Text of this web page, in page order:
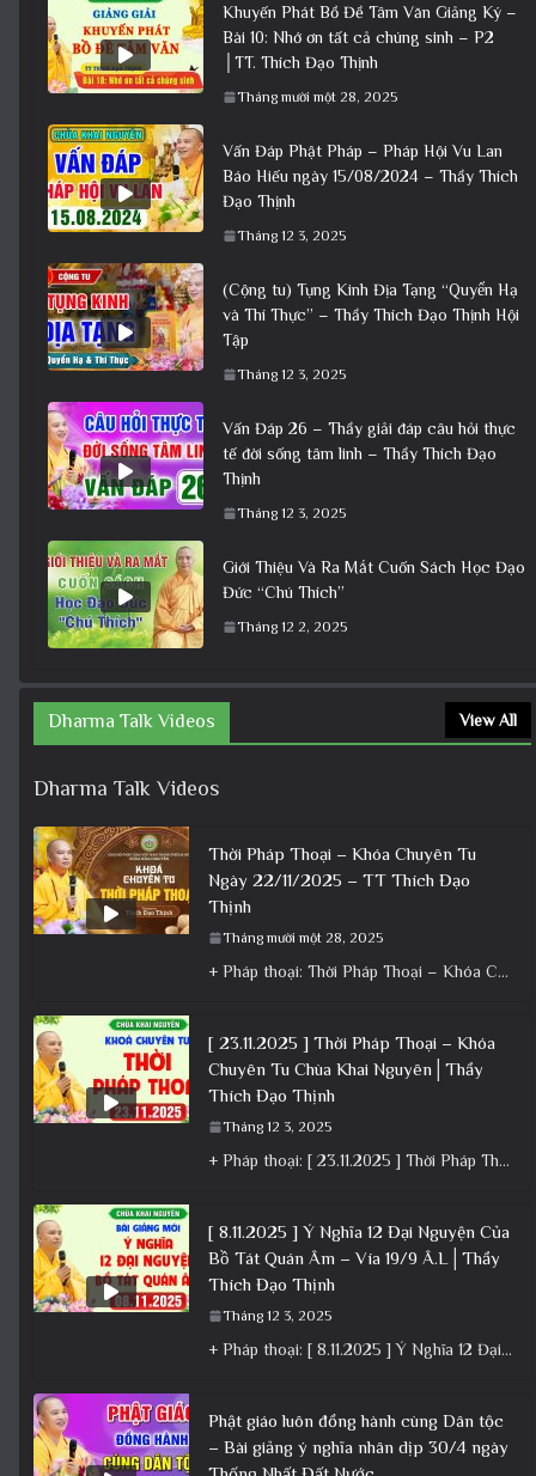
Khuyến Phát Bồ Đề Tâm Văn Giảng Ký –
Bài 10: Nhớ ơn tất cả chúng sinh – P2
│TT. Thích Đạo Thịnh
Tháng mười một 28, 2025
Vấn Đáp Phật Pháp – Pháp Hội Vu Lan
Báo Hiếu ngày 15/08/2024 – Thầy Thích
Đạo Thịnh
Tháng 12 3, 2025
(Cộng tu) Tụng Kinh Địa Tạng “Quyển Hạ
và Thí Thực” – Thầy Thích Đạo Thịnh Hội
Tập
Tháng 12 3, 2025
Vấn Đáp 26 – Thầy giải đáp câu hỏi thực
tế đời sống tâm linh – Thầy Thích Đạo
Thịnh
Tháng 12 3, 2025
Giới Thiệu Và Ra Mắt Cuốn Sách Học Đạo
Đức “Chú Thích”
Tháng 12 2, 2025
Dharma Talk Videos View All
Dharma Talk Videos
Thời Pháp Thoại – Khóa Chuyên Tu
Ngày 22/11/2025 – TT Thích Đạo
Thịnh
Tháng mười một 28, 2025
+ Pháp thoại: Thời Pháp Thoại – Khóa Chuyên Tu Ngày 22/11/2025 – TT Thích Đạo Thịnh + Album: Pháp
[ 23.11.2025 ] Thời Pháp Thoại – Khóa
Chuyên Tu Chùa Khai Nguyên│Thầy
Thích Đạo Thịnh
Tháng 12 3, 2025
+ Pháp thoại: [ 23.11.2025 ] Thời Pháp Thoại – Khóa Chuyên Tu Chùa Khai Nguyên│Thầy Thích Đạo Thịnh +
[ 8.11.2025 ] Ý Nghĩa 12 Đại Nguyện Của
Bồ Tát Quán Âm – Vía 19/9 Â.L│Thầy
Thích Đạo Thịnh
Tháng 12 3, 2025
+ Pháp thoại: [ 8.11.2025 ] Ý Nghĩa 12 Đại Nguyện Của Bồ Tát Quán Âm – Vía 19/9 Â.L│Thầy
Phật giáo luôn đồng hành cùng Dân tộc
– Bài giảng ý nghĩa nhân dịp 30/4 ngày